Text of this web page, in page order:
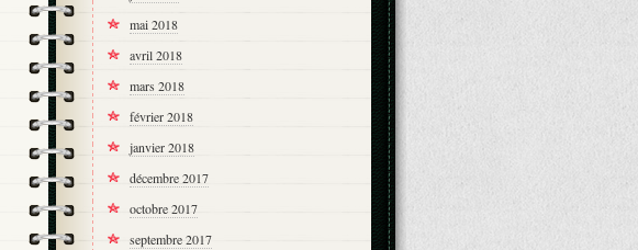
mai 2018
avril 2018
mars 2018
février 2018
janvier 2018
décembre 2017
octobre 2017
septembre 2017